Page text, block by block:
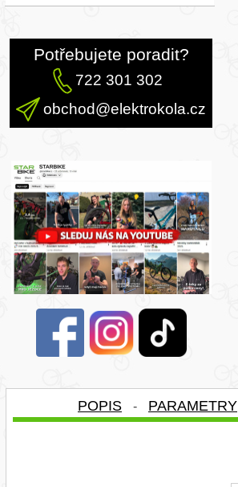
Potřebujete poradit?
722 301 302
obchod@elektrokola.cz
POPIS - PARAMETRY